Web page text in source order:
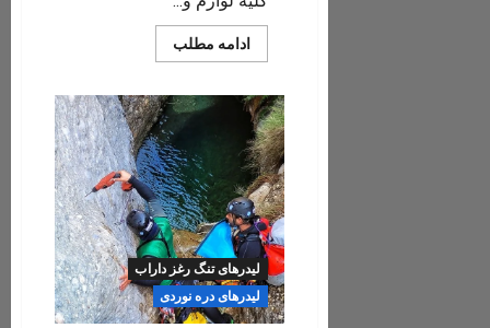
ادامه مطلب
more
خدمات
به
دره
نوردان
تنگ
رغز
(نیسان
وانت،
اسکان،
ابزار
و
تجهیزات
دره
نوردی،
غذا
لیدرهای تنگ رغز داراب
لیدرهای دره نوردی